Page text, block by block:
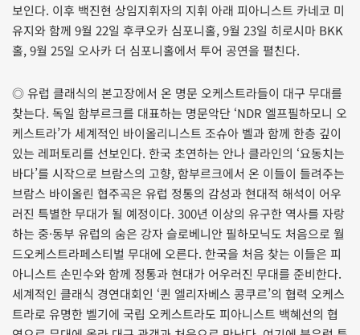
보인다. 이후 백진현 상임지휘자의 지휘 아래 피아니스트 카네코 미
유지와 함께 9월 22일 후쿠오카 심포니홀, 9월 23일 히로시마 BKK
홀, 9월 25일 오사카 더 심포니홀에서 투어 공연을 펼친다.
◎ 유럽 클래식의 본고장에서 온 명문 오케스트라들이 대구 무대를
찾는다. 독일 함부르크를 대표하는 명문악단 ‘NDR 엘프필하모니 오
케스트라’가 세계적인 바이올리니스트 조슈아 벨과 함께 한층 깊이
있는 레퍼토리를 선보인다. 한국 초연하는 안나 클라인의 ‘요동치는
바다’를 시작으로 브람스의 고향, 함부르크에서 온 이들이 들려주는
브람스 바이올린 협주곡은 유럽 정통의 감성과 현대적 해석이 어우
러진 특별한 무대가 될 예정이다. 300년 이상의 유구한 역사를 자랑
하는 중·동부 유럽의 숨은 강자 슬로베니안 필하모닉도 처음으로 월
드오케스트라페스티벌 무대에 오른다. 한국을 처음 찾는 이들은 피
아니스트 손민수와 함께 정통과 현대가 어우러진 무대를 준비한다.
세계적인 클래식 경연대회인 ‘퀸 엘리자베스 콩쿠르’의 협력 오케스
트라로 유명한 벨기에 국립 오케스트라도 피아니스트 백혜선의 협